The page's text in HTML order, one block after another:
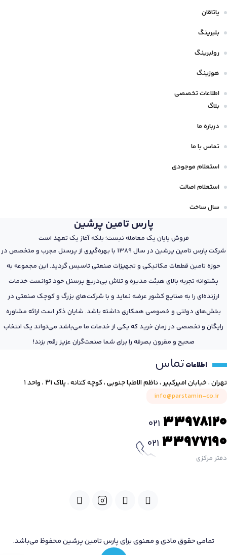
یاتاقان
بلبرینگ
رولبرینگ
هوزینگ
اطلاعات تخصصی
بلاگ
درباره ما
تماس با ما
استعلام موجودی
استعلام اصالت
سال ساخت
پارس تامین پرشین
فروش پایان یک معامله نیست؛ بلکه آغاز یک تعهد است
شرکت پارس تامین پرشین در سال 1389 با بهره‌گیری از پرسنل مجرب و متخصص در
حوزه تامین قطعات مکانیکی و تجهیزات صنعتی تاسیس گردید. این مجموعه به
پشتوانه تجربه بالای هیئت مدیره و تلاش بی‌دریغ پرسنل خود توانست خدمات
ارزنده‌ای را به صنایع کشور عرضه نماید و با شرکت‌های بزرگ و کوچک صنعتی در
بخش‌های دولتی و خصوصی همکاری داشته باشد. شایان ذکر است ارائه مشاوره
رایگان و تخصصی در زمان خرید که یکی از خدمات ما می‌باشد می‌تواند یک انتخاب
صحیح و مقرون بصرفه را برای شما صنعت‌گران عزیز رقم بزند!
اطلاعاتتماس
تهران ، خیابان امیرکبیر ، ناظم الاطبا جنوبی ، کوچه کتانه ، پلاک ۳۱ ، واحد ۱
info@parstamin-co.ir
021 33978120
021 33977190
دفتر مرکزی
تمامی حقوق مادی و معنوی برای پارس تامین پرشین محفوظ می‌باشد.